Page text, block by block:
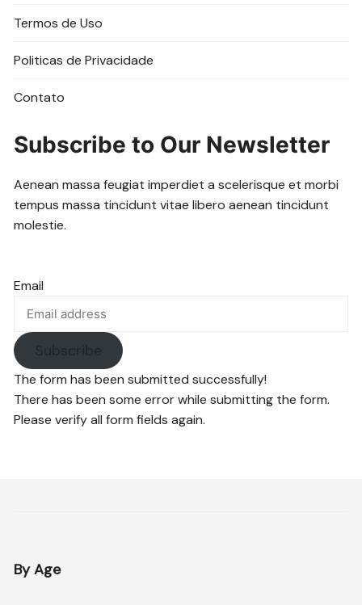
Termos de Uso
Politicas de Privacidade
Contato
Subscribe to Our Newsletter
Aenean massa feugiat imperdiet a scelerisque et morbi
tempus massa tincidunt vitae libero aenean tincidunt
molestie.
Email
Subscribe
The form has been submitted successfully!
There has been some error while submitting the form.
Please verify all form fields again.
By Age